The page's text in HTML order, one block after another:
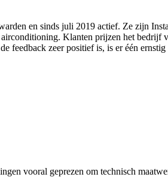
en sinds juli 2019 actief. Ze zijn
Klanten prijzen het
zeer positief is, is er één
vooral geprezen om technisch